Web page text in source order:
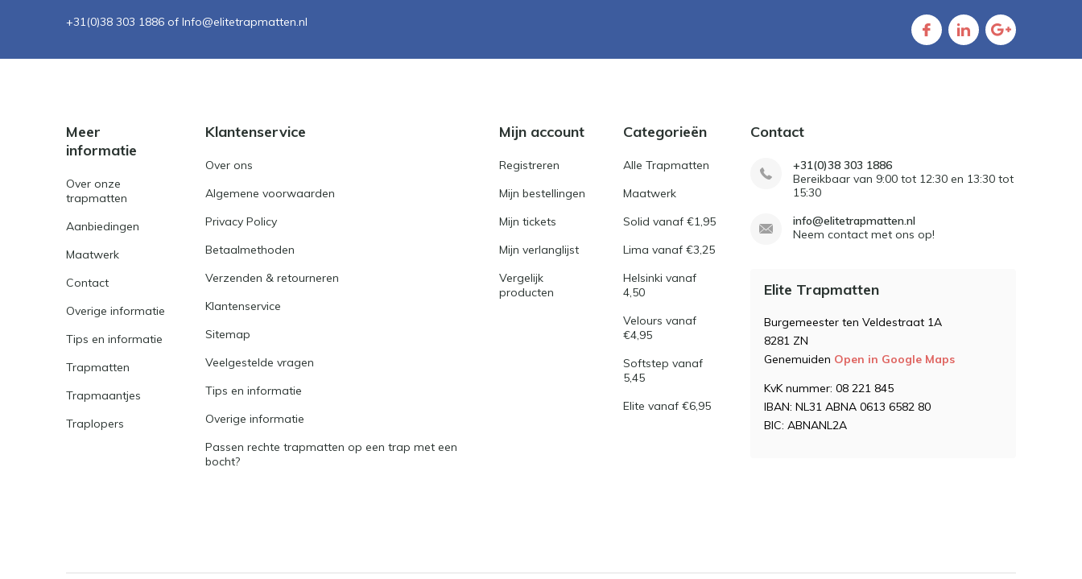
+31(0)38 303 1886 of Info@elitetrapmatten.nl
Meer
informatie
Over onze
trapmatten
Aanbiedingen
Maatwerk
Contact
Overige informatie
Tips en informatie
Trapmatten
Trapmaantjes
Traplopers
Klantenservice
Over ons
Algemene voorwaarden
Privacy Policy
Betaalmethoden
Verzenden & retourneren
Klantenservice
Sitemap
Veelgestelde vragen
Tips en informatie
Overige informatie
Passen rechte trapmatten op een trap met een
bocht?
Mijn account
Registreren
Mijn bestellingen
Mijn tickets
Mijn verlanglijst
Vergelijk
producten
Categorieën
Alle Trapmatten
Maatwerk
Solid vanaf €1,95
Lima vanaf €3,25
Helsinki vanaf
4,50
Velours vanaf
€4,95
Softstep vanaf
5,45
Elite vanaf €6,95
Contact
+31(0)38 303 1886
Bereikbaar van 9:00 tot 12:30 en 13:30 tot
15:30
info@elitetrapmatten.nl
Neem contact met ons op!
Elite Trapmatten
Burgemeester ten Veldestraat 1A
8281 ZN
Genemuiden Open in Google Maps
KvK nummer: 08 221 845
IBAN: NL31 ABNA 0613 6582 80
BIC: ABNANL2A